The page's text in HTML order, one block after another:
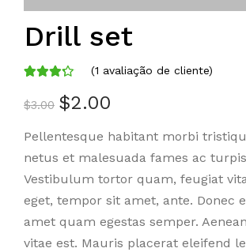
Drill set
como
de 5,
com
baseado
em
avaliação
de
cliente
(1 avaliação de cliente)
$3.00 O
original
era:
$3.00.
$2.00
atual
é:
$2.00.
Pellentesque habitant morbi
netus et malesuada fames ac
Vestibulum tortor quam, feugiat
eget, tempor sit amet, ante. Donec
amet quam egestas semper.
vitae est. Mauris placerat eleifend